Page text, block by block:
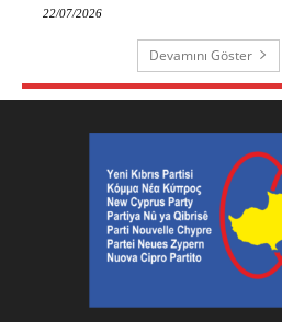
22/07/2026
Devamını Göster